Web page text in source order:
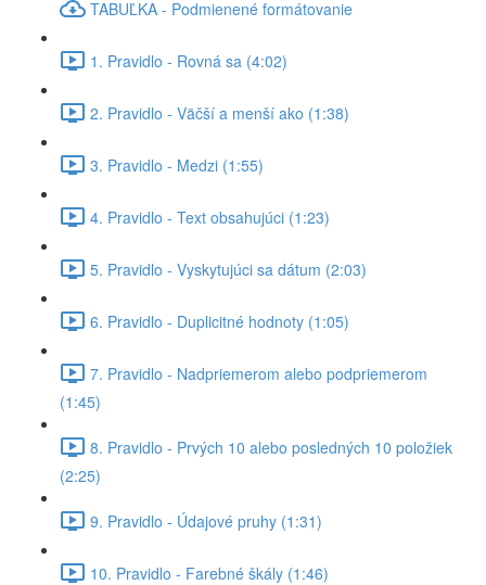
TABUĽKA - Podmienené formátovanie
1. Pravidlo - Rovná sa (4:02)
2. Pravidlo - Väčší a menší ako (1:38)
3. Pravidlo - Medzi (1:55)
4. Pravidlo - Text obsahujúci (1:23)
5. Pravidlo - Vyskytujúci sa dátum (2:03)
6. Pravidlo - Duplicitné hodnoty (1:05)
7. Pravidlo - Nadpriemerom alebo podpriemerom
(1:45)
8. Pravidlo - Prvých 10 alebo posledných 10 položiek
(2:25)
9. Pravidlo - Údajové pruhy (1:31)
10. Pravidlo - Farebné škály (1:46)